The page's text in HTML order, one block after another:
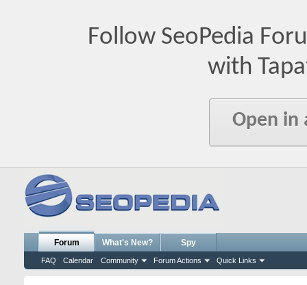
Follow SeoPedia
with
Open in
Forum
FAQ Calendar Community Forum Actions Quick Links
What's New? Spy